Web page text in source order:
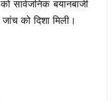
सार्वजनिक बयानबाजी
को दिशा मिली।